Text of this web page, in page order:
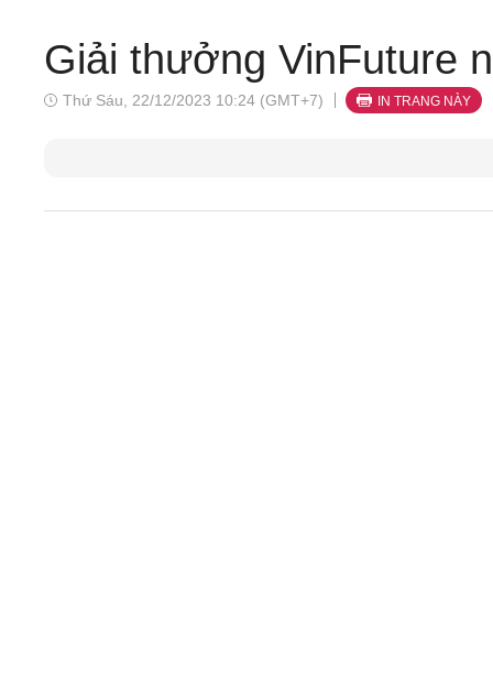
Giải thưởng VinFuture
Thứ Sáu, 22/12/2023 10:24 (GMT+7) IN TRANG NÀY